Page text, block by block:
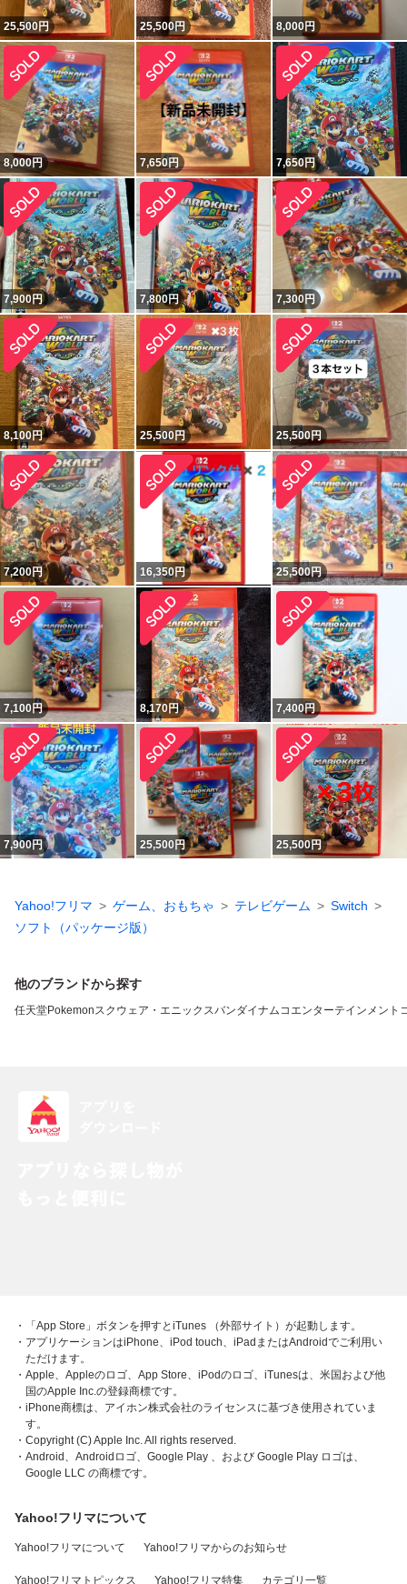
25,500円 25,500円 8,000円
8,000円 7,650円 7,650円
7,900円 7,800円 7,300円
8,100円 25,500円 25,500円
7,200円 16,350円 25,500円
7,100円 8,170円 7,400円
7,900円 25,500円 25,500円
Yahoo!フリマ ゲーム、おもちゃ テレビゲーム
Switch
ソフト（パッケージ版）
他のブランドから探す
任天堂Pokemonスクウェア・エニックスバンダイナムコエンターテインメント
・「App Store」ボタンを押すとiTunes （外部サイト）が起動します。
・アプリケーションはiPhone、iPod touch、iPadまたはAndroidでご利用い
ただけます。
・Apple、Appleのロゴ、App Store、iPodのロゴ、iTunesは、米国および他
国のApple Inc.の登録商標です。
・iPhone商標は、アイホン株式会社のライセンスに基づき使用されていま
す。
・Copyright (C) Apple Inc. All rights reserved.
・Android、Androidロゴ、Google Play 、および Google Play ロゴは、
Google LLC の商標です。
Yahoo!フリマについて
Yahoo!フリマについて Yahoo!フリマからのお知らせ
Yahoo!フリマトピックス Yahoo!フリマ特集 カテゴリ一覧